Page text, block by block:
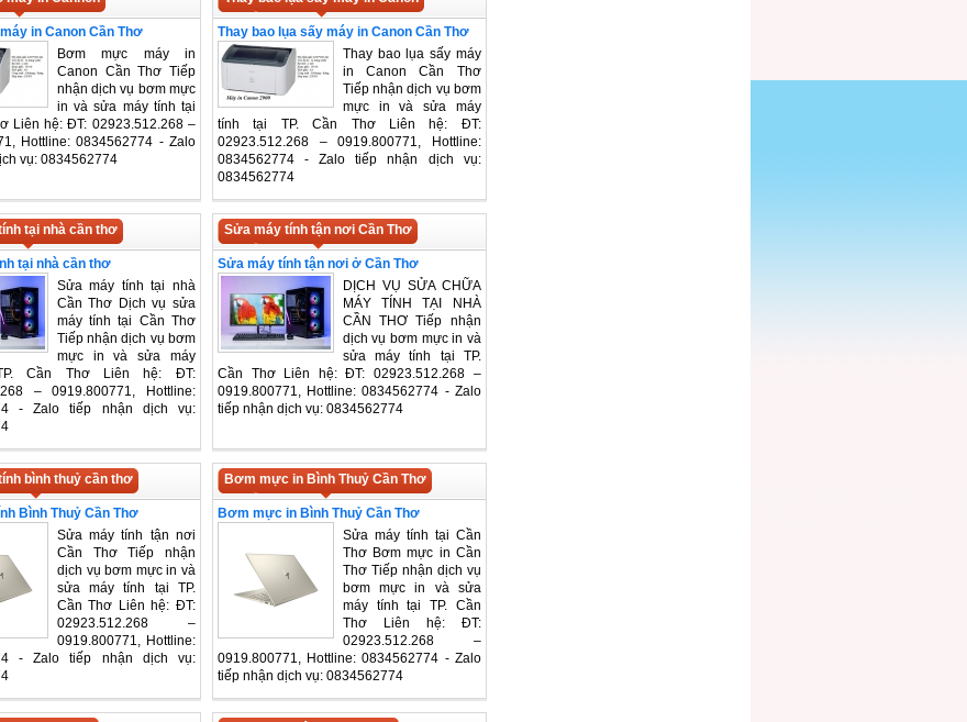
in Canon Cần Thơ
Bơm mực máy in
Canon Cần Thơ Tiếp
nhận dịch vụ bơm mực
in và sửa máy tính tại
Liên hệ: ĐT: 02923.512.268 –
Hottline: 0834562774 - Zalo
vụ: 0834562774
Thay bao lụa sấy máy in Canon Cần Thơ
Thay bao lụa sấy máy
in Canon Cần Thơ
Tiếp nhận dịch vụ bơm
mực in và sửa máy
tính tại TP. Cần Thơ Liên hệ: ĐT:
02923.512.268 – 0919.800771, Hottline:
0834562774 - Zalo tiếp nhận dịch vụ:
0834562774
tại nhà cần thơ
tại nhà cần thơ
Sửa máy tính tại nhà
Cần Thơ Dịch vụ sửa
máy tính tại Cần Thơ
Tiếp nhận dịch vụ bơm
mực in và sửa máy
Cần Thơ Liên hệ: ĐT:
– 0919.800771, Hottline:
- Zalo tiếp nhận dịch vụ:
Sửa máy tính tận nơi Cần Thơ
Sửa máy tính tận nơi ở Cần Thơ
DỊCH VỤ SỬA CHỮA
MÁY TÍNH TẠI NHÀ
CẦN THƠ Tiếp nhận
dịch vụ bơm mực in và
sửa máy tính tại TP.
Cần Thơ Liên hệ: ĐT: 02923.512.268 –
0919.800771, Hottline: 0834562774 - Zalo
tiếp nhận dịch vụ: 0834562774
bình thuỷ cần thơ
Bình Thuỷ Cần Thơ
Sửa máy tính tận nơi
Cần Thơ Tiếp nhận
dịch vụ bơm mực in và
sửa máy tính tại TP.
Cần Thơ Liên hệ: ĐT:
02923.512.268 –
0919.800771, Hottline:
- Zalo tiếp nhận dịch vụ:
Bơm mực in Bình Thuỷ Cần Thơ
Bơm mực in Bình Thuỷ Cần Thơ
Sửa máy tính tại Cần
Thơ Bơm mực in Cần
Thơ Tiếp nhận dịch vụ
bơm mực in và sửa
máy tính tại TP. Cần
Thơ Liên hệ: ĐT:
02923.512.268 –
0919.800771, Hottline: 0834562774 - Zalo
tiếp nhận dịch vụ: 0834562774